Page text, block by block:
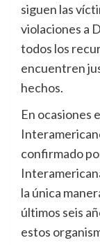
siguen las
violaciones a
todos los
encuentren
hechos.
En ocasiones
confirmado
la única
últimos seis
estos